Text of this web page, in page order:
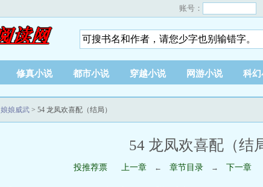
账号：
修真小说 都市小说 穿越小说 网游小说 科幻
娘娘威武 > 54 龙凤欢喜配（结局）
54 龙凤欢喜配（结
投推荐票 上一章 ← 章节目录 → 下一章